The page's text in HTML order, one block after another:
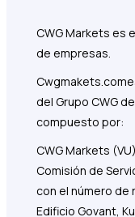
CWG Markets es
de empresas.
Cwgmakets.com
del Grupo CWG
compuesto por:
CWG Markets
Comisión de
con el número de
Edificio Govant,